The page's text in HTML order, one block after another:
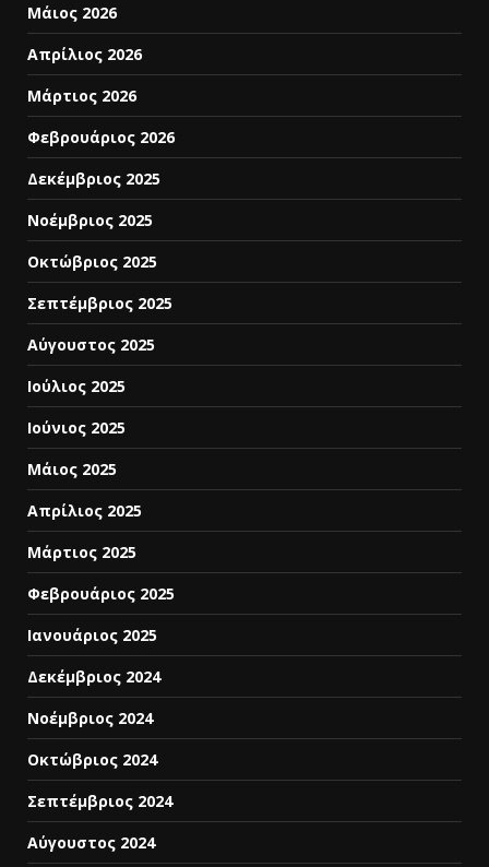
Μάιος 2026
Απρίλιος 2026
Μάρτιος 2026
Φεβρουάριος 2026
Δεκέμβριος 2025
Νοέμβριος 2025
Οκτώβριος 2025
Σεπτέμβριος 2025
Αύγουστος 2025
Ιούλιος 2025
Ιούνιος 2025
Μάιος 2025
Απρίλιος 2025
Μάρτιος 2025
Φεβρουάριος 2025
Ιανουάριος 2025
Δεκέμβριος 2024
Νοέμβριος 2024
Οκτώβριος 2024
Σεπτέμβριος 2024
Αύγουστος 2024